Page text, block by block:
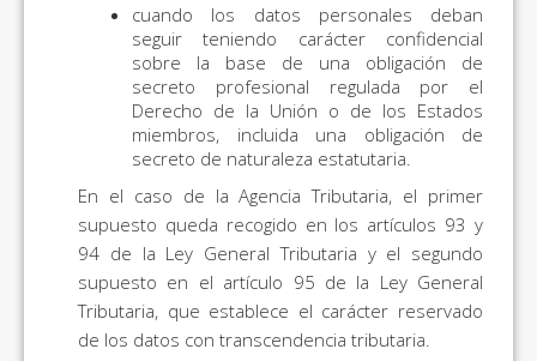
cuando los datos personales deban
seguir teniendo carácter confidencial
sobre la base de una obligación de
secreto profesional regulada por el
Derecho de la Unión o de los Estados
miembros, incluida una obligación de
secreto de naturaleza estatutaria.
En el caso de la Agencia Tributaria, el primer
supuesto queda recogido en los artículos 93 y
94 de la Ley General Tributaria y el segundo
supuesto en el artículo 95 de la Ley General
Tributaria, que establece el carácter reservado
de los datos con transcendencia tributaria.